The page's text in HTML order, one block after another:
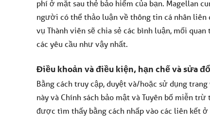
phí ở mặt sau thẻ bảo hiểm của bạn. Magellan
người có thể thảo luận về thông tin cá nhân liên
vụ Thành viên sẽ chia sẻ các bình luận, mối
các yêu cầu như vậy nhất.
Điều khoản và điều kiện, hạn chế và sửa
Bằng cách truy cập, duyệt và/hoặc sử dụng
này và Chính sách bảo mật và Tuyên bố miễn
được tìm thấy bằng cách nhấp vào các liên kết